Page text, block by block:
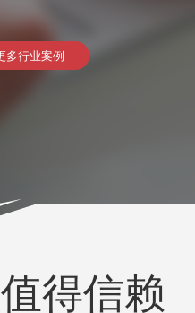
多行业案例
得信赖